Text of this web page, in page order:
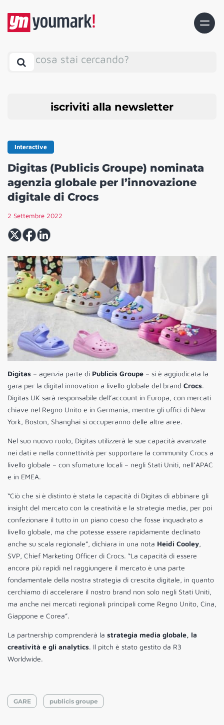
cosa stai cercando?
iscriviti alla newsletter
Interactive
Digitas (Publicis Groupe) nominata
agenzia globale per l’innovazione
digitale di Crocs
2 Settembre 2022
Digitas – agenzia parte di Publicis Groupe – si è aggiudicata la
gara per la digital innovation a livello globale del brand Crocs.
Digitas UK sarà responsabile dell’account in Europa, con mercati
chiave nel Regno Unito e in Germania, mentre gli uffici di New
York, Boston, Shanghai si occuperanno delle altre aree.
Nel suo nuovo ruolo, Digitas utilizzerà le sue capacità avanzate
nei dati e nella connettività per supportare la community Crocs a
livello globale – con sfumature locali – negli Stati Uniti, nell’APAC
e in EMEA.
“Ciò che si è distinto è stata la capacità di Digitas di abbinare gli
insight del mercato con la creatività e la strategia media, per poi
confezionare il tutto in un piano coeso che fosse inquadrato a
livello globale, ma che potesse essere rapidamente declinato
anche su scala regionale”, dichiara in una nota Heidi Cooley,
SVP, Chief Marketing Officer di Crocs. “La capacità di essere
ancora più rapidi nel raggiungere il mercato è una parte
fondamentale della nostra strategia di crescita digitale, in quanto
cerchiamo di accelerare il nostro brand non solo negli Stati Uniti,
ma anche nei mercati regionali principali come Regno Unito, Cina,
Giappone e Corea”.
La partnership comprenderà la strategia media globale, la
creatività e gli analytics. Il pitch è stato gestito da R3
Worldwide.
GARE publicis groupe